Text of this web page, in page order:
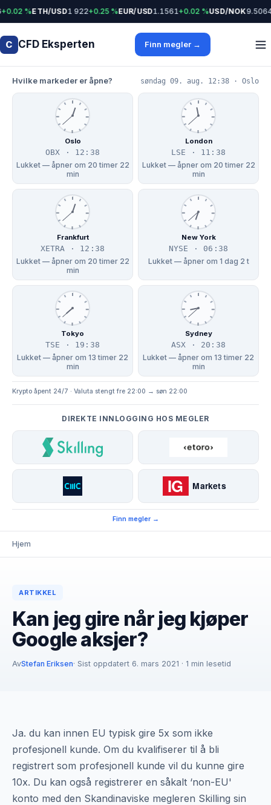
%ETH/USD1 922+0.25 %EUR/USD1.1561+0.02 %USD/NOK9.5064
C CFD Eksperten Finn megler →
Hvilke markeder er åpne? søndag 09. aug. 12:38 · Oslo
Oslo
OBX · 12:38
Lukket — åpner om 20 timer 22
min
London
LSE · 11:38
Lukket — åpner om 20 timer 22
min
Frankfurt
XETRA · 12:38
Lukket — åpner om 20 timer 22
min
New York
NYSE · 06:38
Lukket — åpner om 1 dag 2 t
Tokyo
TSE · 19:38
Lukket — åpner om 13 timer 22
min
Sydney
ASX · 20:38
Lukket — åpner om 13 timer 22
min
Krypto åpent 24/7 · Valuta stengt fre 22:00 → søn 22:00
DIREKTE INNLOGGING HOS MEGLER
Finn megler →
Hjem
ARTIKKEL
Kan jeg gire når jeg kjøper
Google aksjer?
AvStefan Eriksen· Sist oppdatert 6. mars 2021 · 1 min lesetid
Ja. du kan innen EU typisk gire 5x som ikke
profesjonell kunde. Om du kvalifiserer til å bli
registrert som profesjonell kunde vil du kunne gire
10x. Du kan også registrerer en såkalt ‘non-EU'
konto med den Skandinaviske megleren Skilling sin